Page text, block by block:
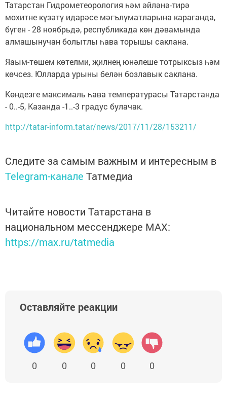
Татарстан Гидрометеорология һәм әйләнә-тирә
мохитне күзәтү идарәсе мәгълүматларына караганда,
бүген - 28 ноябрьдә, республикада көн дәвамында
алмашынучан болытлы һава торышы саклана.
Яаым-төшем көтелми, җилнең юнәлеше тотрыксыз һәм
көчсез. Юлларда урыны белән бозлавык саклана.
Көндезге максималь һава температурасы Татарстанда
- 0..-5, Казанда -1..-3 градус булачак.
http://tatar-inform.tatar/news/2017/11/28/153211/
Следите за самым важным и интересным в
Telegram-канале Татмедиа
Читайте новости Татарстана в
национальном мессенджере MАХ:
https://max.ru/tatmedia
Оставляйте реакции
0 0 0 0 0